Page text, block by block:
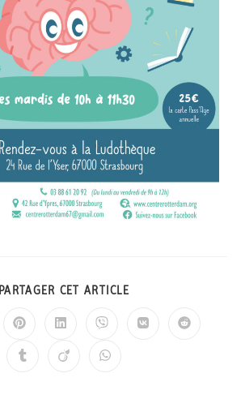
PARTAGER CET ARTICLE